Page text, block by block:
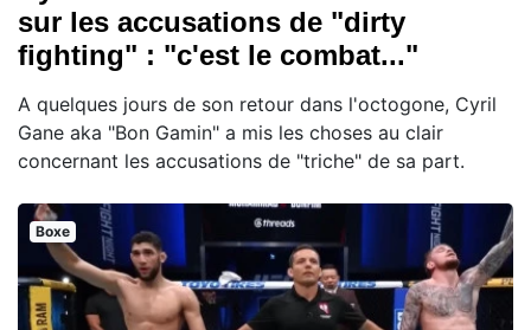
sur les accusations de "dirty
fighting" : "c'est le combat..."
A quelques jours de son retour dans l'octogone, Cyril
Gane aka "Bon Gamin" a mis les choses au clair
concernant les accusations de "triche" de sa part.
Boxe